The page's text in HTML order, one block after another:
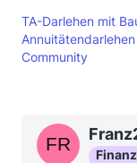
TA-Darlehen mit
Community